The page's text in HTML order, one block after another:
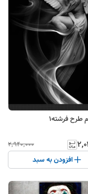
طرح فرشته۱
۲٬۹۴۰٬۰۰۰
افزودن به سبد